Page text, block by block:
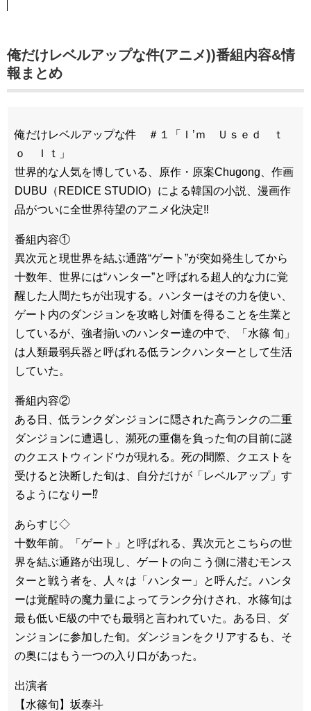
俺だけレベルアップな件(アニメ))番組内容&情
報まとめ
俺だけレベルアップな件 ＃１「Ｉ’ｍ Ｕｓｅｄ ｔ
ｏ Ｉｔ」
世界的な人気を博している、原作・原案Chugong、作画
DUBU（REDICE STUDIO）による韓国の小説、漫画作
品がついに全世界待望のアニメ化決定‼
番組内容①
異次元と現世界を結ぶ通路“ゲート”が突如発生してから
十数年、世界には“ハンター”と呼ばれる超人的な力に覚
醒した人間たちが出現する。ハンターはその力を使い、
ゲート内のダンジョンを攻略し対価を得ることを生業と
しているが、強者揃いのハンター達の中で、「水篠 旬」
は人類最弱兵器と呼ばれる低ランクハンターとして生活
していた。
番組内容②
ある日、低ランクダンジョンに隠された高ランクの二重
ダンジョンに遭遇し、瀕死の重傷を負った旬の目前に謎
のクエストウィンドウが現れる。死の間際、クエストを
受けると決断した旬は、自分だけが「レベルアップ」す
るようになりー⁉
あらすじ◇
十数年前。「ゲート」と呼ばれる、異次元とこちらの世
界を結ぶ通路が出現し、ゲートの向こう側に潜むモンス
ターと戦う者を、人々は「ハンター」と呼んだ。ハンタ
ーは覚醒時の魔力量によってランク分けされ、水篠旬は
最も低いE級の中でも最弱と言われていた。ある日、ダ
ンジョンに参加した旬。ダンジョンをクリアするも、そ
の奥にはもう一つの入り口があった。
出演者
【水篠旬】坂泰斗